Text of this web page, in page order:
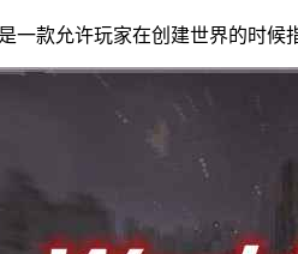
一款允许玩家在创建世界的时